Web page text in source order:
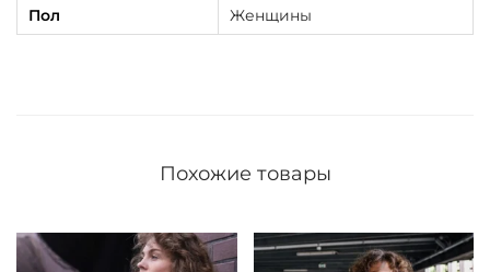
Пол
Женщины
Похожие товары